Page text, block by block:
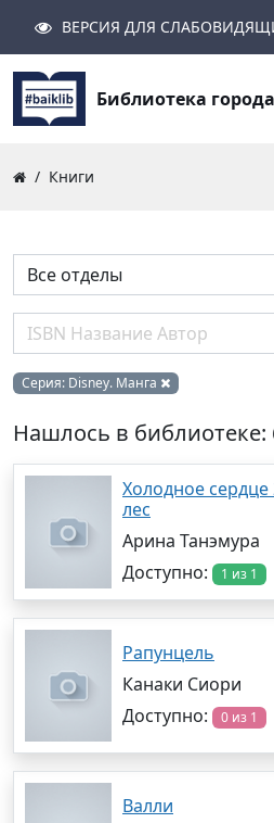
Серия: Disney. Манга
Нашлось в библиотеке:
Холодное
лес
Арина Танэмура
Доступно:
1 из 1
Рапунцель
Канаки Сиори
Доступно:
0 из 1
Валли
ПоискВЕРСИЯ ДЛЯ
Библиотека
Книги